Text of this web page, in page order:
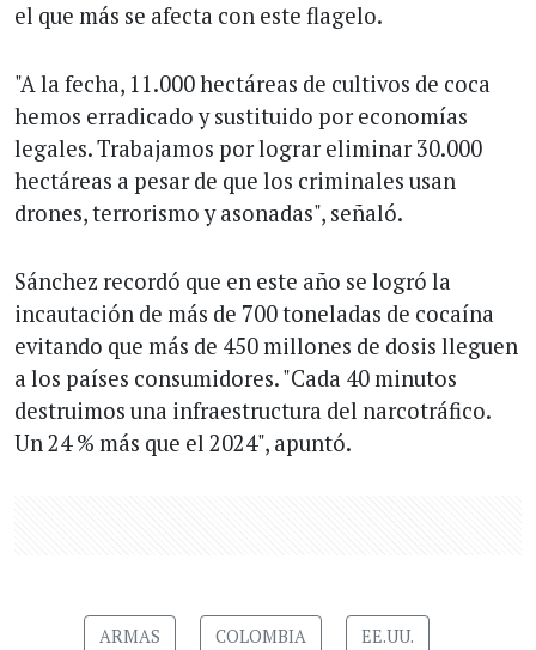
el que más se afecta con este flagelo.
"A la fecha, 11.000 hectáreas de cultivos de coca
hemos erradicado y sustituido por economías
legales. Trabajamos por lograr eliminar 30.000
hectáreas a pesar de que los criminales usan
drones, terrorismo y asonadas", señaló.
Sánchez recordó que en este año se logró la
incautación de más de 700 toneladas de cocaína
evitando que más de 450 millones de dosis lleguen
a los países consumidores. "Cada 40 minutos
destruimos una infraestructura del narcotráfico.
Un 24 % más que el 2024", apuntó.
ARMAS COLOMBIA EE.UU.